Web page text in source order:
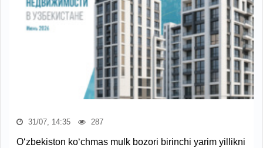
31/07, 14:35 287
O‘zbekiston ko‘chmas mulk bozori birinchi yarim yillikni